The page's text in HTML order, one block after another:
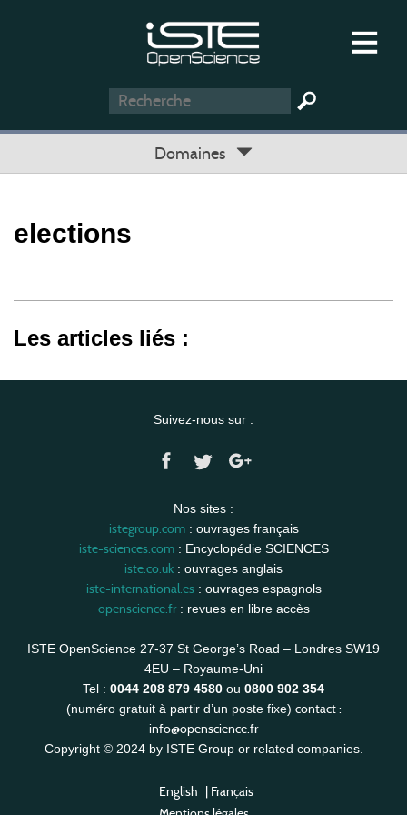
Domaines
elections
Les articles liés :
Suivez-nous sur :
Nos sites :
istegroup.com: ouvrages français
iste-sciences.com: Encyclopédie SCIENCES
iste.co.uk : ouvrages anglais
iste-international.es: ouvrages espagnols
openscience.fr: revues en libre accès
ISTE OpenScience 27-37 St George’s Road – Londres SW19
4EU – Royaume-Uni
Tel : 0044 208 879 4580 ou 0800 902 354
(numéro gratuit à partir d’un poste fixe) contact :
info@openscience.fr
Copyright © 2024 by ISTE Group or related companies.
English | Français